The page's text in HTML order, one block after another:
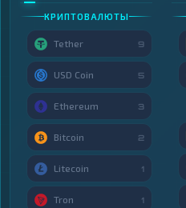
КРИПТОВАЛЮТЫ
Tether 9
USD Coin 5
Ethereum 3
Bitcoin 2
Litecoin 1
Tron 1